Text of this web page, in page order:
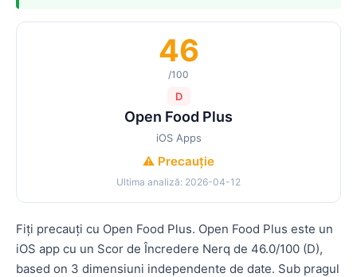
46
/100
D
Open Food Plus
iOS Apps
⚠️ Precauție
Ultima analiză: 2026-04-12
Fiți precauți cu Open Food Plus. Open Food Plus este un
iOS app cu un Scor de Încredere Nerq de 46.0/100 (D),
based on 3 dimensiuni independente de date. Sub pragul